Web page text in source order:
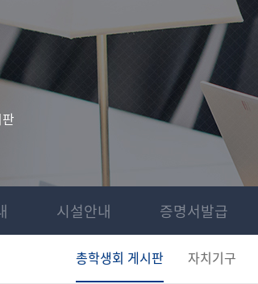
시설안내 증명서발급
총학생회 게시판 자치기구